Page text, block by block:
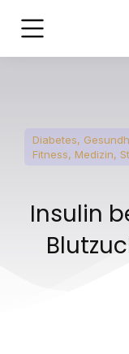
Diabetes,
Fitness, Medizin,
Insulin